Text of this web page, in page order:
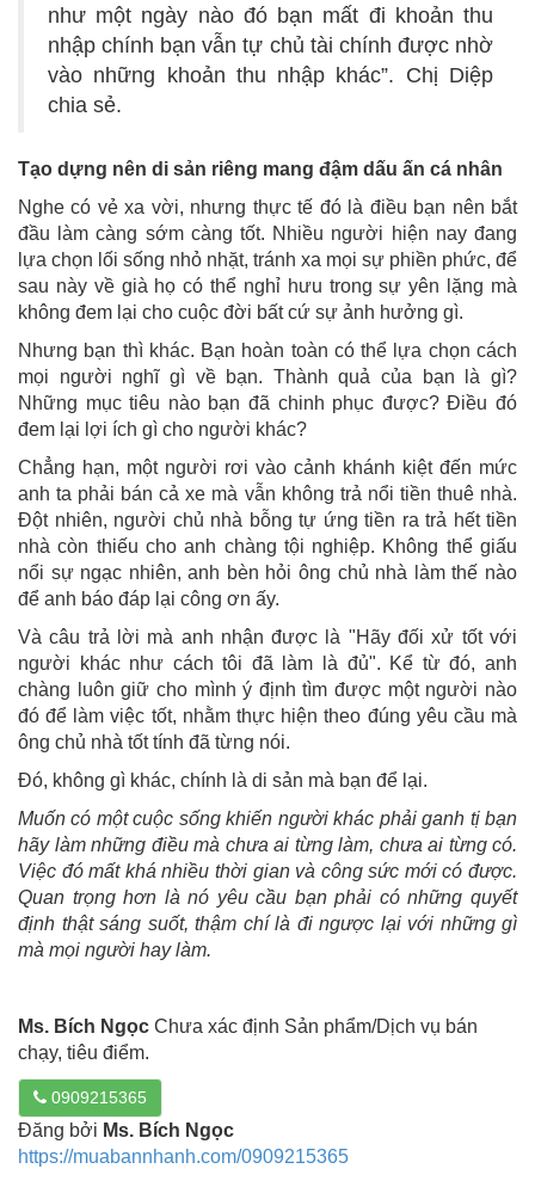
như một ngày nào đó bạn mất đi khoản thu
nhập chính bạn vẫn tự chủ tài chính được nhờ
vào những khoản thu nhập khác”. Chị Diệp
chia sẻ.
Tạo dựng nên di sản riêng mang đậm dấu ấn cá nhân
Nghe có vẻ xa vời, nhưng thực tế đó là điều bạn nên bắt
đầu làm càng sớm càng tốt. Nhiều người hiện nay đang
lựa chọn lối sống nhỏ nhặt, tránh xa mọi sự phiền phức, để
sau này về già họ có thể nghỉ hưu trong sự yên lặng mà
không đem lại cho cuộc đời bất cứ sự ảnh hưởng gì.
Nhưng bạn thì khác. Bạn hoàn toàn có thể lựa chọn cách
mọi người nghĩ gì về bạn. Thành quả của bạn là gì?
Những mục tiêu nào bạn đã chinh phục được? Điều đó
đem lại lợi ích gì cho người khác?
Chẳng hạn, một người rơi vào cảnh khánh kiệt đến mức
anh ta phải bán cả xe mà vẫn không trả nổi tiền thuê nhà.
Đột nhiên, người chủ nhà bỗng tự ứng tiền ra trả hết tiền
nhà còn thiếu cho anh chàng tội nghiệp. Không thể giấu
nổi sự ngạc nhiên, anh bèn hỏi ông chủ nhà làm thế nào
để anh báo đáp lại công ơn ấy.
Và câu trả lời mà anh nhận được là "Hãy đối xử tốt với
người khác như cách tôi đã làm là đủ". Kể từ đó, anh
chàng luôn giữ cho mình ý định tìm được một người nào
đó để làm việc tốt, nhằm thực hiện theo đúng yêu cầu mà
ông chủ nhà tốt tính đã từng nói.
Đó, không gì khác, chính là di sản mà bạn để lại.
Muốn có một cuộc sống khiến người khác phải ganh tị bạn
hãy làm những điều mà chưa ai từng làm, chưa ai từng có.
Việc đó mất khá nhiều thời gian và công sức mới có được.
Quan trọng hơn là nó yêu cầu bạn phải có những quyết
định thật sáng suốt, thậm chí là đi ngược lại với những gì
mà mọi người hay làm.
Ms. Bích Ngọc Chưa xác định Sản phẩm/Dịch vụ bán
chạy, tiêu điểm.
0909215365
Đăng bởi Ms. Bích Ngọc
https://muabannhanh.com/0909215365